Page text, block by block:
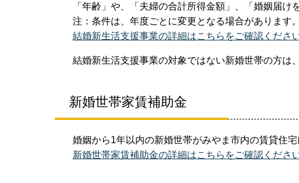
「年齢」や、「夫婦の合計所得金額」、「婚姻届け
注：条件は、年度ごとに変更となる場合があります。
結婚新生活支援事業の詳細はこちらをご確認ください
結婚新生活支援事業の対象ではない新婚世帯の方は
新婚世帯家賃補助金
婚姻から1年以内の新婚世帯がみやま市内の賃貸住
新婚世帯家賃補助金の詳細はこちらをご確認ください